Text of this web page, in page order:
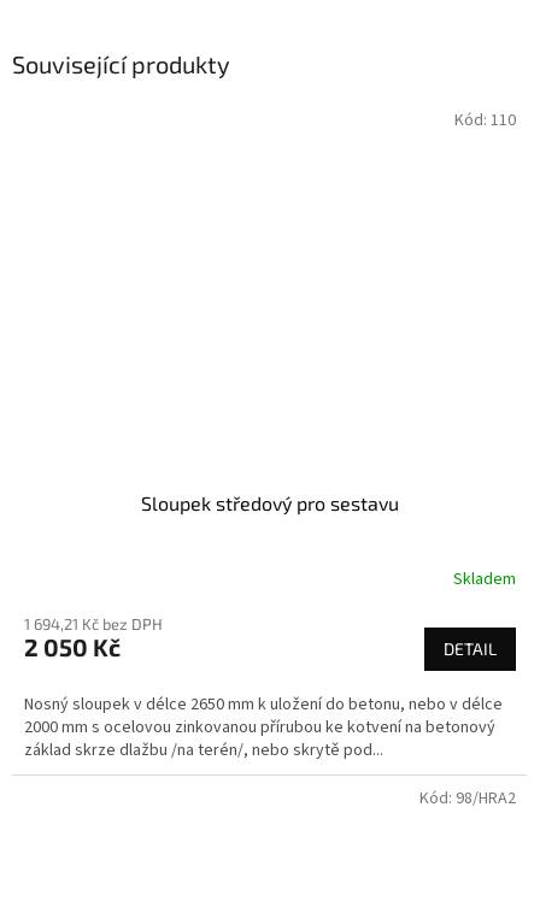
Související produkty
Sloupek středový pro sestavu
Skladem
1 694,21 Kč bez DPH
2 050 Kč DETAIL
Nosný sloupek v délce 2650 mm k uložení do betonu, nebo v délce
2000 mm s ocelovou zinkovanou přírubou ke kotvení na betonový
základ skrze dlažbu /na terén/, nebo skrytě pod...
Kód: 110
Kód: 98/HRA2